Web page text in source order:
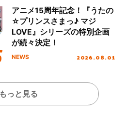
アニメ15周年記念！『うたの
☆プリンスさまっ♪ マジ
LOVE』シリーズの特別企画
が続々決定！
NEWS 2026.08.01
もっと見る